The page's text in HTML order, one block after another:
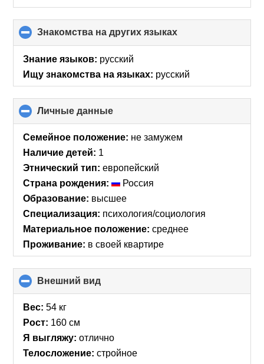
Знакомства на других языках
to
Знание языков: русский
Ищу знакомства на языках: русский
Личные данные
to
collapse
Семейное положение: не замужем
Наличие детей: 1
Этнический тип: европейский
Страна рождения:
Россия
Образование: высшее
Специализация: психология/социология
Материальное положение: среднее
Проживание: в своей квартире
Внешний вид
to
Вес: 54 кг
Рост: 160 см
Я выгляжу: отлично
Телосложение: стройное